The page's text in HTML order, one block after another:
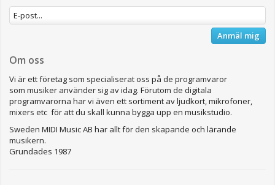
Anmäl mig
Om oss
Vi är ett företag som specialiserat oss på de programvaror
som musiker använder sig av idag. Förutom de digitala
programvarorna har vi även ett sortiment av ljudkort, mikrofoner,
mixers etc för att du skall kunna bygga upp en musikstudio.
Sweden MIDI Music AB har allt för den skapande och lärande
musikern.
Grundades 1987